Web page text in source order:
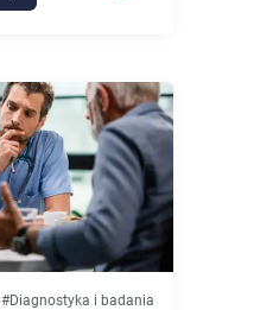
#Diagnostyka i badania